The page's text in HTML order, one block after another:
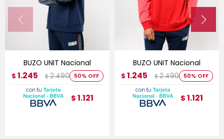
BUZO UNIT Nacional
$ 1.245 $ 2.490 50
$ 1.121
BUZO UNIT Nacional
$ 1.245 $ 2.490 50
$ 1.121